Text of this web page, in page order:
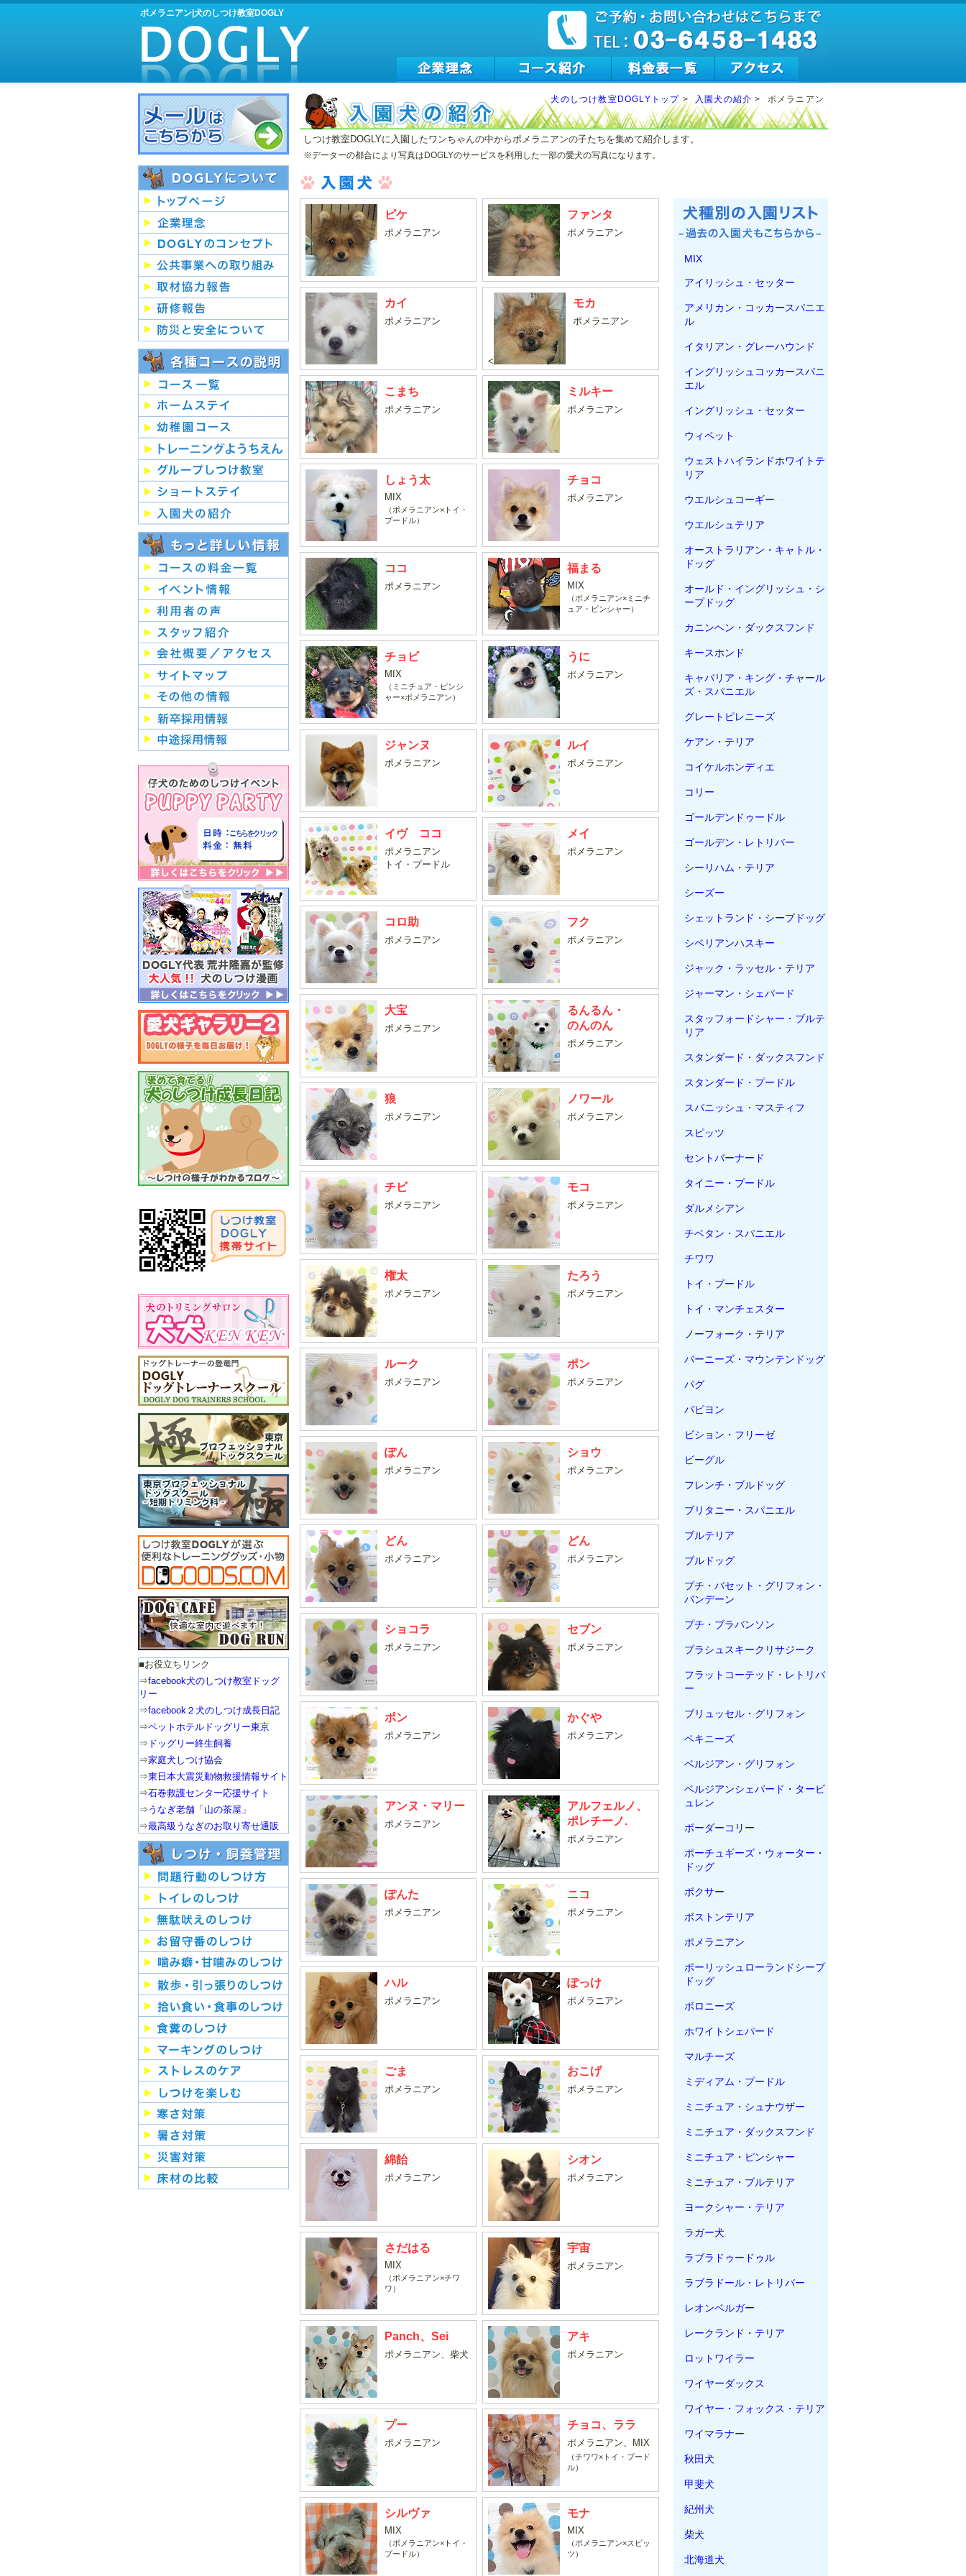
ポメラニアン|犬のしつけ教室DOGLY
犬のしつけ教室DOGLYトップ > 入園犬の紹介 > ポメラニアン
しつけ教室DOGLYに入園したワンちゃんの中からポメラニアンの子たちを集めて紹介します。
※データーの都合により写真はDOGLYのサービスを利用した一部の愛犬の写真になります。
ピケ
ポメラニアン
ファンタ
ポメラニアン
カイ
ポメラニアン
<
モカ
ポメラニアン
こまち
ポメラニアン
ミルキー
ポメラニアン
しょう太
MIX
（ポメラニアン×トイ・
プードル）
チョコ
ポメラニアン
ココ
ポメラニアン
福まる
MIX
（ポメラニアン×ミニチ
ュア・ピンシャー）
チョビ
MIX
（ミニチュア・ピンシ
ャー×ポメラニアン）
うに
ポメラニアン
ジャンヌ
ポメラニアン
ルイ
ポメラニアン
イヴ ココ
ポメラニアン
トイ・プードル
メイ
ポメラニアン
コロ助
ポメラニアン
フク
ポメラニアン
大宝
ポメラニアン
るんるん・
のんのん
ポメラニアン
狼
ポメラニアン
ノワール
ポメラニアン
チビ
ポメラニアン
モコ
ポメラニアン
権太
ポメラニアン
たろう
ポメラニアン
ルーク
ポメラニアン
ポン
ポメラニアン
ぽん
ポメラニアン
ショウ
ポメラニアン
どん
ポメラニアン
どん
ポメラニアン
ショコラ
ポメラニアン
セブン
ポメラニアン
ポン
ポメラニアン
かぐや
ポメラニアン
アンヌ・マリー
ポメラニアン
アルフェルノ、
ポレチーノ.
ポメラニアン
ぽんた
ポメラニアン
ニコ
ポメラニアン
ハル
ポメラニアン
ぽっけ
ポメラニアン
ごま
ポメラニアン
おこげ
ポメラニアン
綿飴
ポメラニアン
シオン
ポメラニアン
さだはる
MIX
（ポメラニアン×チワ
ワ）
宇宙
ポメラニアン
Panch、Sei
ポメラニアン、柴犬
アキ
ポメラニアン
プー
ポメラニアン
チョコ、ララ
ポメラニアン、MIX
（チワワ×トイ・プード
ル）
シルヴァ
MIX
（ポメラニアン×トイ・
プードル）
モナ
MIX
（ポメラニアン×スピッ
ツ）
MIX
アイリッシュ・セッター
アメリカン・コッカースパニエ
ル
イタリアン・グレーハウンド
イングリッシュコッカースパニ
エル
イングリッシュ・セッター
ウィペット
ウェストハイランドホワイトテ
リア
ウエルシュコーギー
ウエルシュテリア
オーストラリアン・キャトル・
ドッグ
オールド・イングリッシュ・シ
ープドッグ
カニンヘン・ダックスフンド
キースホンド
キャバリア・キング・チャール
ズ・スパニエル
グレートピレニーズ
ケアン・テリア
コイケルホンディエ
コリー
ゴールデンドゥードル
ゴールデン・レトリバー
シーリハム・テリア
シーズー
シェットランド・シープドッグ
シベリアンハスキー
ジャック・ラッセル・テリア
ジャーマン・シェパード
スタッフォードシャー・ブルテ
リア
スタンダード・ダックスフンド
スタンダード・プードル
スパニッシュ・マスティフ
スピッツ
セントバーナード
タイニー・プードル
ダルメシアン
チベタン・スパニエル
チワワ
トイ・プードル
トイ・マンチェスター
ノーフォーク・テリア
バーニーズ・マウンテンドッグ
パグ
パピヨン
ビション・フリーゼ
ビーグル
フレンチ・ブルドッグ
ブリタニー・スパニエル
ブルテリア
ブルドッグ
プチ・バセット・グリフォン・
バンデーン
プチ・ブラバンソン
プラシュスキークリサジーク
フラットコーテッド・レトリバ
ー
ブリュッセル・グリフォン
ペキニーズ
ベルジアン・グリフォン
ベルジアンシェパード・タービ
ュレン
ボーダーコリー
ポーチュギーズ・ウォーター・
ドッグ
ボクサー
ボストンテリア
ポメラニアン
ポーリッシュローランドシープ
ドッグ
ボロニーズ
ホワイトシェパード
マルチーズ
ミディアム・プードル
ミニチュア・シュナウザー
ミニチュア・ダックスフンド
ミニチュア・ピンシャー
ミニチュア・ブルテリア
ヨークシャー・テリア
ラガー犬
ラブラドゥードゥル
ラブラドール・レトリバー
レオンベルガー
レークランド・テリア
ロットワイラー
ワイヤーダックス
ワイヤー・フォックス・テリア
ワイマラナー
秋田犬
甲斐犬
紀州犬
柴犬
北海道犬
■お役立ちリンク
⇒facebook犬のしつけ教室ドッグ
リー
⇒facebook２犬のしつけ成長日記
⇒ペットホテルドッグリー東京
⇒ ドッグリー終生飼養
⇒家庭犬しつけ協会
⇒東日本大震災動物救援情報サイト
⇒石巻救護センター応援サイト
⇒ うなぎ老舗「山の茶屋」
⇒最高級うなぎのお取り寄せ通販